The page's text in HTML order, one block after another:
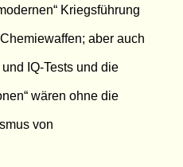
Kriegsführung
aber auch
IQ-Tests und die
wären ohne die
von